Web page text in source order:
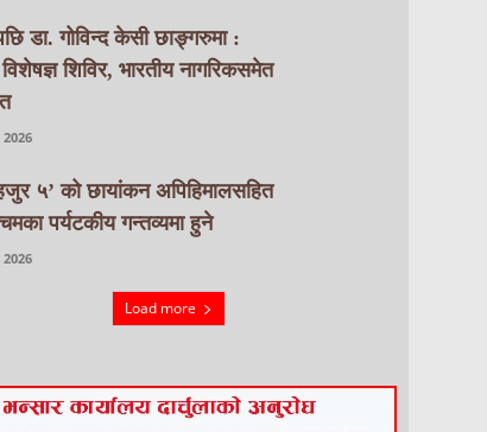
डा. गोविन्द केसी छाङ्गरुमा :
शिविर, भारतीय नागरिकसमेत
५’ को छायांकन अपिहिमालसहित
पर्यटकीय गन्तव्यमा हुने
Load more